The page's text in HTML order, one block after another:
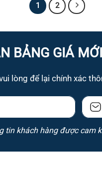
1 2
BẢNG GIÁ
lòng để lại chính xác
tin khách hàng được cam